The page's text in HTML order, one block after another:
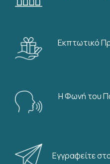
Εκπτωτικό
Η Φωνή του
Εγγραφείτε